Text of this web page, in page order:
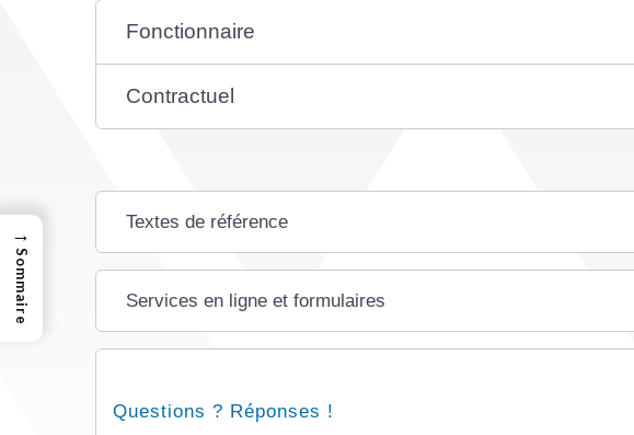
Fonctionnaire
Contractuel
Textes de référence
Services en ligne et formulaires
Questions ? Réponses !
→
Sommaire